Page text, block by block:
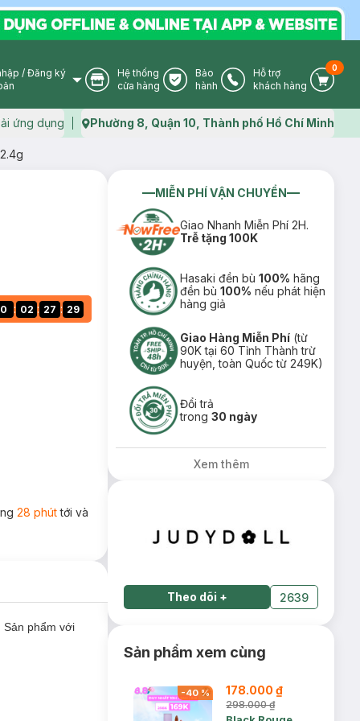
User Icon
/ Đăng ký
Store Icon
Hệ thống
cửa hàng
Warranty Icon
Bảo
hành
Phone Icon
Hỗ trợ
khách hàng
Cart
0
ứng dụng Map icon
Phường 8, Quận 10, Thành phố Hồ Chí Minh
0 : 02 : 27 : 29
28 phúttới và
Sản phẩm với
MIỄN PHÍ VẬN CHUYỂN
Giao Nhanh Miễn Phí 2H.
Trễ tặng 100K
Hasaki đền bù100% hãng
đền bù100% nếu phát hiện
hàng giả
Giao Hàng Miễn Phí (từ
90K tại 60 Tỉnh Thành trừ
huyện, toàn Quốc từ 249K)
Đổi trả
trong30 ngày
Xem thêm
Theo dõi + 2639
Sản phẩm xem cùng
-40% 178.000 ₫
298.000 ₫